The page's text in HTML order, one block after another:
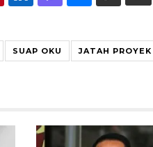
SUAP OKU JATAH PROYEK